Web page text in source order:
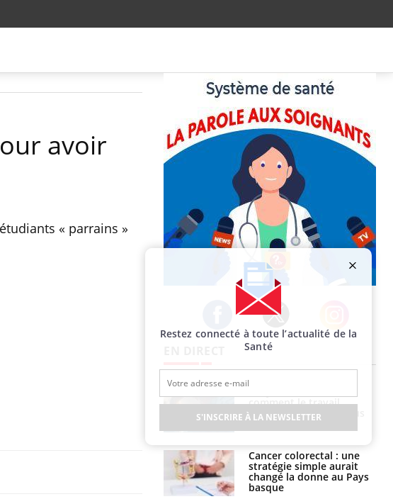
avoir
« parrains »
Facebook Twitter Instagram
comment le travail
empiète de plus en plus
sur nos soirées
Cancer colorectal : une
stratégie simple aurait
changé la donne au Pays
basque
Restez connecté à toute l’actualité de la
Santé
S'INSCRIRE À LA NEWSLETTER